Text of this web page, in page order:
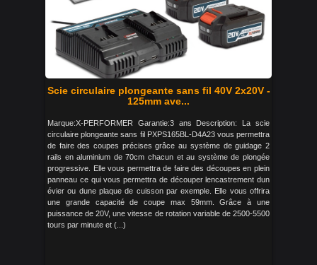
Scie circulaire plongeante sans fil 40V 2x20V -
125mm ave...
Marque:X-PERFORMER Garantie:3 ans Description: La scie
circulaire plongeante sans fil PXPS165BL-D4A23 vous permettra
de faire des coupes précises grâce au système de guidage 2
rails en aluminium de 70cm chacun et au système de plongée
progressive. Elle vous permettra de faire des découpes en plein
panneau ce qui vous permettra de découper lencastrement dun
évier ou dune plaque de cuisson par exemple. Elle vous offrira
une grande capacité de coupe max 59mm. Grâce à une
puissance de 20V, une vitesse de rotation variable de 2500-5500
tours par minute et (...)